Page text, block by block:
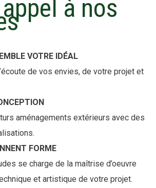
à nos
VOTRE IDÉAL
de vos envies, de votre projet et
aménagements extérieurs avec des
FORME
se charge de la maîtrise d’oeuvre
et artistique de votre projet.